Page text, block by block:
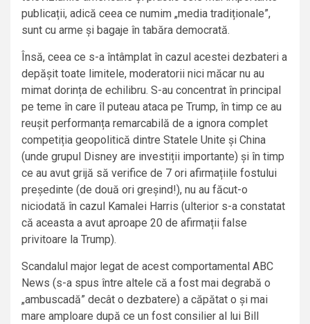
publicații, adică ceea ce numim „media tradiționale”,
sunt cu arme și bagaje în tabăra democrată.
Însă, ceea ce s-a întâmplat în cazul acestei dezbateri a
depășit toate limitele, moderatorii nici măcar nu au
mimat dorința de echilibru. S-au concentrat în principal
pe teme în care îl puteau ataca pe Trump, în timp ce au
reușit performanța remarcabilă de a ignora complet
competiția geopolitică dintre Statele Unite și China
(unde grupul Disney are investiții importante) și în timp
ce au avut grijă să verifice de 7 ori afirmațiile fostului
președinte (de două ori greșind!), nu au făcut-o
niciodată în cazul Kamalei Harris (ulterior s-a constatat
că aceasta a avut aproape 20 de afirmații false
privitoare la Trump).
Scandalul major legat de acest comportamental ABC
News (s-a spus între altele că a fost mai degrabă o
„ambuscadă” decât o dezbatere) a căpătat o și mai
mare amploare după ce un fost consilier al lui Bill